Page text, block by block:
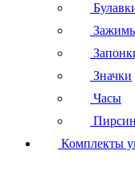
Зажимы
Значки
Часы
Комплекты